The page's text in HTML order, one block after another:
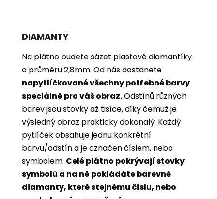
DIAMANTY
Na plátno budete sázet plastové diamantíky
o průměru 2,8mm. Od nás dostanete
napytlíčkované všechny potřebné barvy
speciálně pro váš obraz.Odstínů různých
barev jsou stovky až tisíce, díky čemuž je
výsledný obraz prakticky dokonalý. Každý
pytlíček obsahuje jednu konkrétní
barvu/odstín a je označen číslem, nebo
symbolem. Celé plátno pokrývají stovky
symbolů a na ně pokládáte barevné
diamanty, které stejnému číslu, nebo